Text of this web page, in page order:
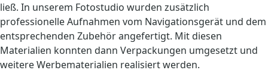
ließ. In unserem Fotostudio wurden zusätzlich
professionelle Aufnahmen vom Navigationsgerät und dem
entsprechenden Zubehör angefertigt. Mit diesen
Materialien konnten dann Verpackungen umgesetzt und
weitere Werbematerialien realisiert werden.